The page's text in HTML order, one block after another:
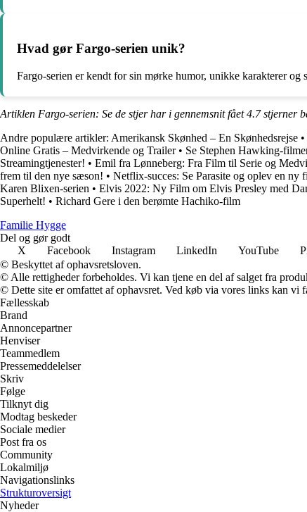
Hvad gør Fargo-serien unik?
Fargo-serien er kendt for sin mørke humor, unikke karakterer
Artiklen Fargo-serien: Se de stjer har i gennemsnit fået4.7stjerner
Andre populære artikler: Amerikansk Skønhed – En Skønhedsrejse •
Online Gratis – Medvirkende og Trailer• Se Stephen Hawking-
Streamingtjenester! • Emil fra Lønneberg: Fra Film til Serie og
frem til den nye sæson! • Netflix-succes: Se Parasite og oplev en ny
Karen Blixen-serien • Elvis 2022: Ny Film om Elvis Presley med
Superhelt! • Richard Gere i den berømte Hachiko-film
Familie Hygge
Del og gør godt
X
Facebook Instagram LinkedIn YouTube
© Beskyttet af ophavsretsloven.
© Alle rettigheder forbeholdes. Vi kan tjene en del af salget fra
© Dette site er omfattet af ophavsret. Ved køb via vores links kan vi
Fællesskab
Brand
Annoncepartner
Henviser
Teammedlem
Pressemeddelelser
Skriv
Følge
Tilknyt dig
Modtag beskeder
Sociale medier
Post fra os
Community
Lokalmiljø
Navigationslinks
Strukturoversigt
Nyheder